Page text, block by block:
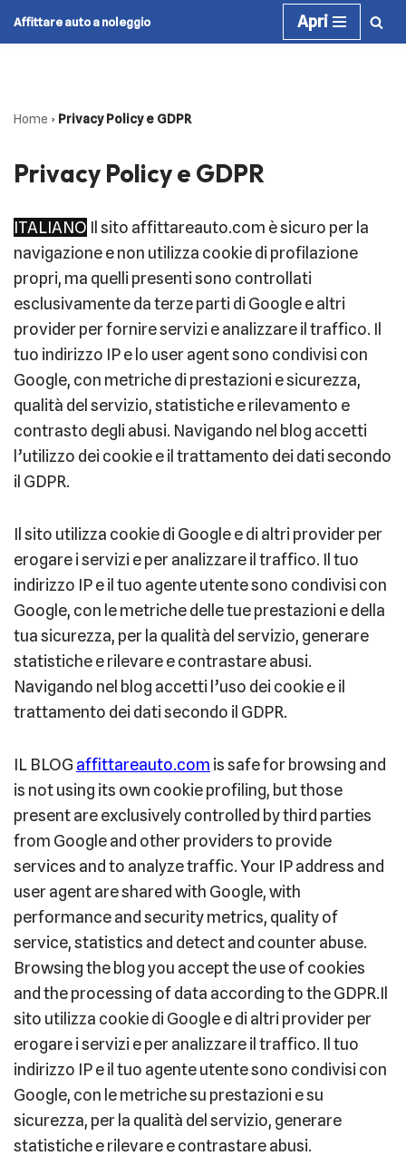
Affittare auto a noleggio Apri
Home › Privacy Policy e GDPR
Privacy Policy e GDPR
ITALIANO Il sito affittareauto.com è sicuro per la
navigazione e non utilizza cookie di profilazione
propri, ma quelli presenti sono controllati
esclusivamente da terze parti di Google e altri
provider per fornire servizi e analizzare il traffico. Il
tuo indirizzo IP e lo user agent sono condivisi con
Google, con metriche di prestazioni e sicurezza,
qualità del servizio, statistiche e rilevamento e
contrasto degli abusi. Navigando nel blog accetti
l’utilizzo dei cookie e il trattamento dei dati secondo
il GDPR.
Il sito utilizza cookie di Google e di altri provider per
erogare i servizi e per analizzare il traffico. Il tuo
indirizzo IP e il tuo agente utente sono condivisi con
Google, con le metriche delle tue prestazioni e della
tua sicurezza, per la qualità del servizio, generare
statistiche e rilevare e contrastare abusi.
Navigando nel blog accetti l’uso dei cookie e il
trattamento dei dati secondo il GDPR.
IL BLOG affittareauto.com is safe for browsing and
is not using its own cookie profiling, but those
present are exclusively controlled by third parties
from Google and other providers to provide
services and to analyze traffic. Your IP address and
user agent are shared with Google, with
performance and security metrics, quality of
service, statistics and detect and counter abuse.
Browsing the blog you accept the use of cookies
and the processing of data according to the GDPR.Il
sito utilizza cookie di Google e di altri provider per
erogare i servizi e per analizzare il traffico. Il tuo
indirizzo IP e il tuo agente utente sono condivisi con
Google, con le metriche su prestazioni e su
sicurezza, per la qualità del servizio, generare
statistiche e rilevare e contrastare abusi.